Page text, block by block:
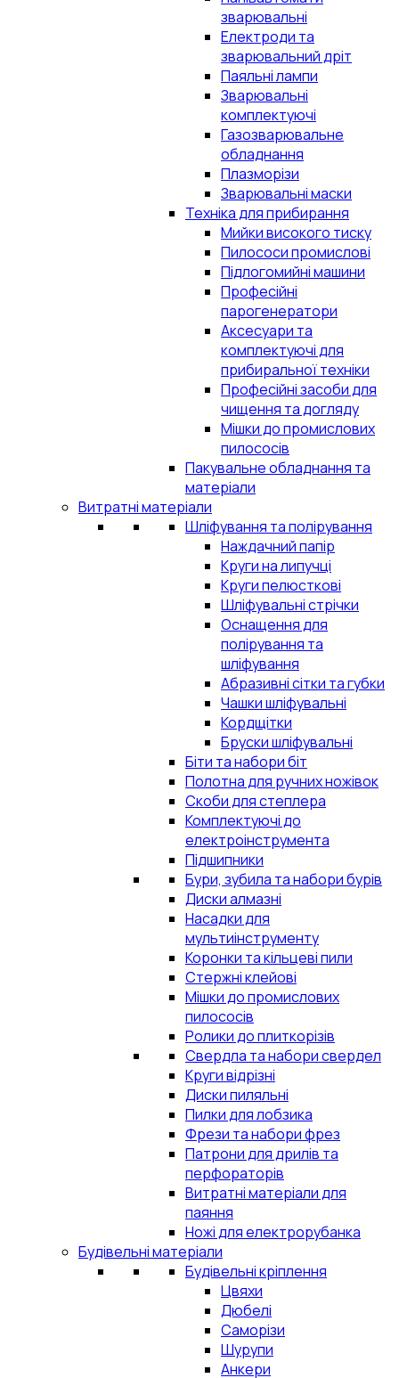
зварювальні
Електроди та
зварювальний дріт
Паяльні лампи
Зварювальні
комплектуючі
Газозварювальне
обладнання
Плазморізи
Зварювальні маски
Техніка для прибирання
Мийки високого тиску
Пилососи промислові
Підлогомийні машини
Професійні
парогенератори
Аксесуари та
комплектуючі для
прибиральної техніки
Професійні засоби для
чищення та догляду
Мішки до промислових
пилососів
Пакувальне обладнання та
матеріали
Витратні матеріали
Шліфування та полірування
Наждачний папір
Круги на липучці
Круги пелюсткові
Шліфувальні стрічки
Оснащення для
полірування та
шліфування
Абразивні сітки та губки
Чашки шліфувальні
Кордщітки
Бруски шліфувальні
Біти та набори біт
Полотна для ручних ножівок
Скоби для степлера
Комплектуючі до
електроінструмента
Підшипники
Бури, зубила та набори бурів
Диски алмазні
Насадки для
мультиінструменту
Коронки та кільцеві пили
Стержні клейові
Мішки до промислових
пилососів
Ролики до плиткорізів
Свердла та набори свердел
Круги відрізні
Диски пиляльні
Пилки для лобзика
Фрези та набори фрез
Патрони для дрилів та
перфораторів
Витратні матеріали для
паяння
Ножі для електрорубанка
Будівельні матеріали
Будівельні кріплення
Цвяхи
Дюбелі
Саморізи
Шурупи
Анкери